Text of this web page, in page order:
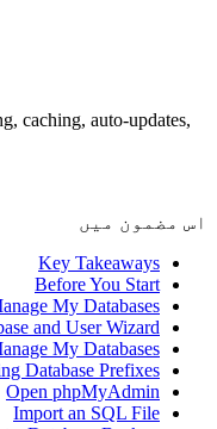
caching, auto-updates,
اس مضمون میں
Key Takeaways
Before You Start
My Databases
and User Wizard
My Databases
Database Prefixes
Open phpMyAdmin
Import an SQL File